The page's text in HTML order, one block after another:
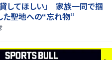
してほしい」 家族一同で掴
聖地への“忘れ物”